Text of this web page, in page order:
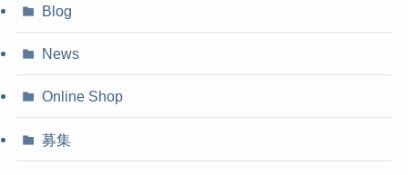
Blog
News
Online Shop
募集